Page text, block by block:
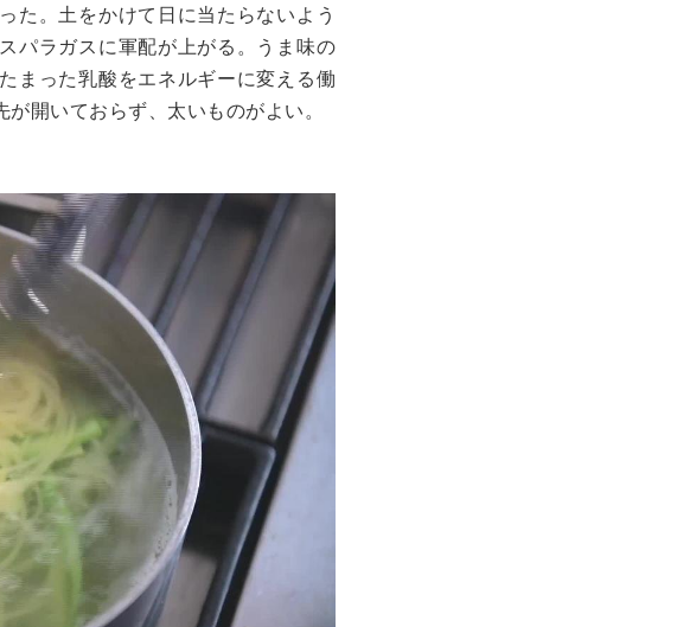
た。土をかけて日に当たらないよう
パラガスに軍配が上がる。うま味の
まった乳酸をエネルギーに変える働
開いておらず、太いものがよい。